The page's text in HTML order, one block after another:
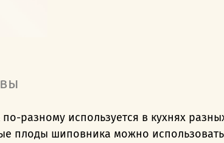
используется в кухнях
плоды шиповника можно